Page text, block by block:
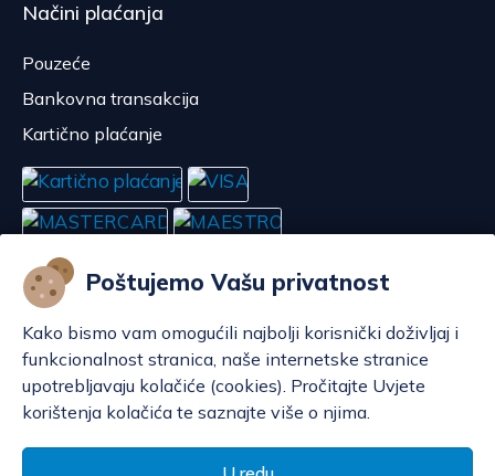
Poštujemo Vašu privatnost
Kako bismo vam omogućili najbolji korisnički doživljaj i
funkcionalnost stranica, naše internetske stranice
upotrebljavaju kolačiće (cookies). Pročitajte Uvjete
korištenja kolačića te saznajte više o njima.
Načini plaćanja
Pouzeće
Bankovna transakcija
Kartično plaćanje
© POP d.o.o. 2008. - 2026.